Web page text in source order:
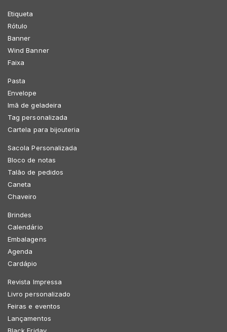
Etiqueta
Rótulo
Banner
Wind Banner
Faixa
Pasta
Envelope
Imã de geladeira
Tag personalizada
Cartela para bijouteria
Sacola Personalizada
Bloco de notas
Talão de pedidos
Caneta
Chaveiro
Brindes
Calendário
Embalagens
Agenda
Cardápio
Revista Impressa
Livro personalizado
Feiras e eventos
Lançamentos
Black Friday